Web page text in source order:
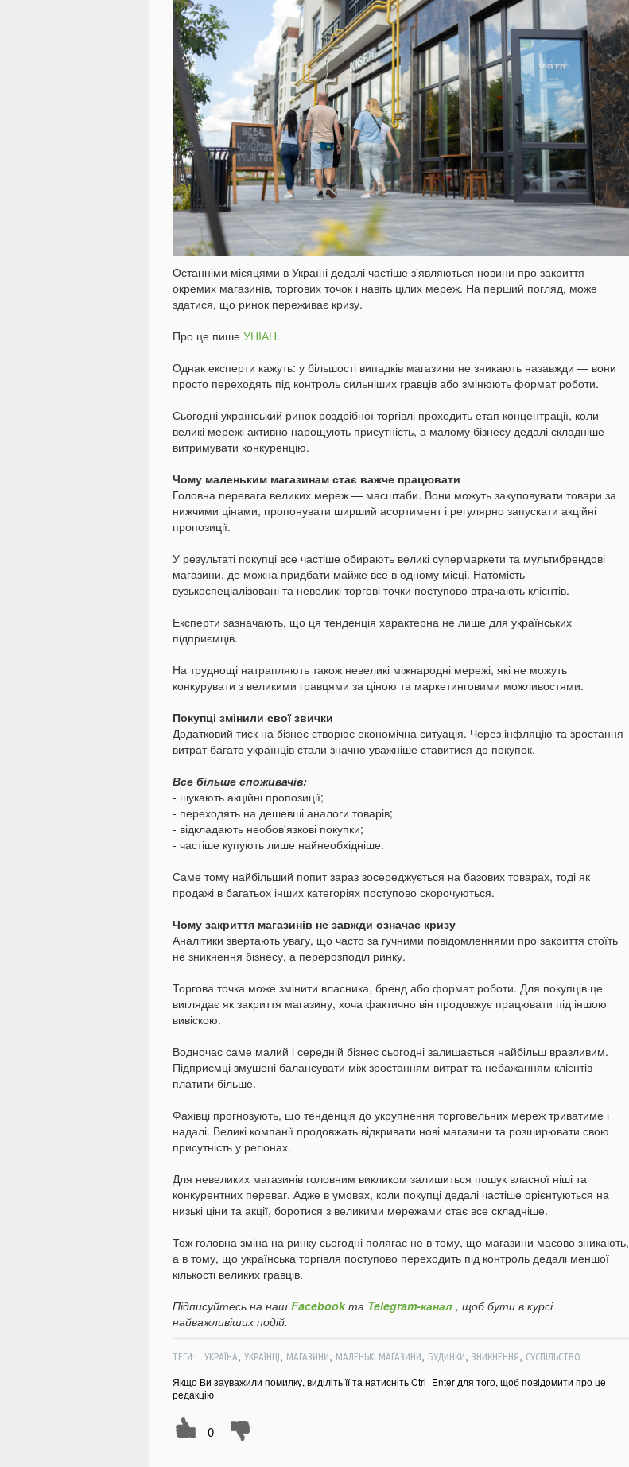
Останніми місяцями в Україні дедалі частіше з'являються новини про закриття
окремих магазинів, торгових точок і навіть цілих мереж. На перший погляд, може
здатися, що ринок переживає кризу.
Про це пише УНІАН.
Однак експерти кажуть: у більшості випадків магазини не зникають назавжди — вони
просто переходять під контроль сильніших гравців або змінюють формат роботи.
Сьогодні український ринок роздрібної торгівлі проходить етап концентрації, коли
великі мережі активно нарощують присутність, а малому бізнесу дедалі складніше
витримувати конкуренцію.
Чому маленьким магазинам стає важче працювати
Головна перевага великих мереж — масштаби. Вони можуть закуповувати товари за
нижчими цінами, пропонувати ширший асортимент і регулярно запускати акційні
пропозиції.
У результаті покупці все частіше обирають великі супермаркети та мультибрендові
магазини, де можна придбати майже все в одному місці. Натомість
вузькоспеціалізовані та невеликі торгові точки поступово втрачають клієнтів.
Експерти зазначають, що ця тенденція характерна не лише для українських
підприємців.
На труднощі натрапляють також невеликі міжнародні мережі, які не можуть
конкурувати з великими гравцями за ціною та маркетинговими можливостями.
Покупці змінили свої звички
Додатковий тиск на бізнес створює економічна ситуація. Через інфляцію та зростання
витрат багато українців стали значно уважніше ставитися до покупок.
Все більше споживачів:
- шукають акційні пропозиції;
- переходять на дешевші аналоги товарів;
- відкладають необов'язкові покупки;
- частіше купують лише найнеобхідніше.
Саме тому найбільший попит зараз зосереджується на базових товарах, тоді як
продажі в багатьох інших категоріях поступово скорочуються.
Чому закриття магазинів не завжди означає кризу
Аналітики звертають увагу, що часто за гучними повідомленнями про закриття стоїть
не зникнення бізнесу, а перерозподіл ринку.
Торгова точка може змінити власника, бренд або формат роботи. Для покупців це
виглядає як закриття магазину, хоча фактично він продовжує працювати під іншою
вивіскою.
Водночас саме малий і середній бізнес сьогодні залишається найбільш вразливим.
Підприємці змушені балансувати між зростанням витрат та небажанням клієнтів
платити більше.
Фахівці прогнозують, що тенденція до укрупнення торговельних мереж триватиме і
надалі. Великі компанії продовжать відкривати нові магазини та розширювати свою
присутність у регіонах.
Для невеликих магазинів головним викликом залишиться пошук власної ніші та
конкурентних переваг. Адже в умовах, коли покупці дедалі частіше орієнтуються на
низькі ціни та акції, боротися з великими мережами стає все складніше.
Тож головна зміна на ринку сьогодні полягає не в тому, що магазини масово зникають,
а в тому, що українська торгівля поступово переходить під контроль дедалі меншої
кількості великих гравців.
Підписуйтесь на наш Facebookта Telegram-канал , щоб бути в курсі
найважливіших подій.
ТЕГИ: УКРАЇНА, УКРАЇНЦІ, МАГАЗИНИ, МАЛЕНЬКІ МАГАЗИНИ, БУДИНКИ, ЗНИКНЕННЯ, СУСПІЛЬСТВО
Якщо Ви зауважили помилку, виділіть її та натисніть Ctrl+Enter для того, щоб повідомити про це
редакцію
0